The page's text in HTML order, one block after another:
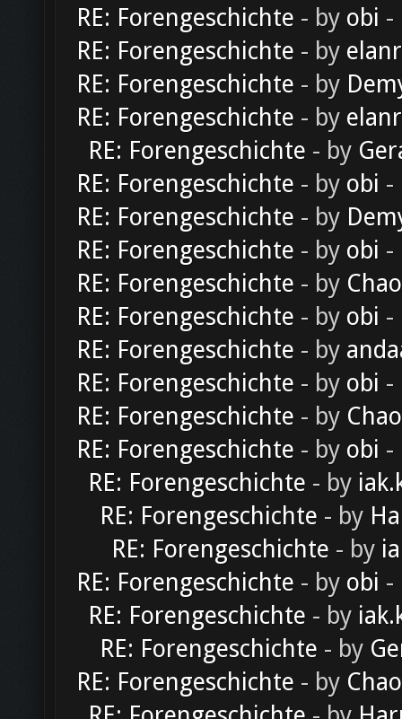
RE: Forengeschichte - by obi -
RE: Forengeschichte - by
RE: Forengeschichte - by
RE: Forengeschichte - by
RE: Forengeschichte - by
RE: Forengeschichte - by obi -
RE: Forengeschichte - by
RE: Forengeschichte - by obi -
RE: Forengeschichte - by
RE: Forengeschichte - by obi -
RE: Forengeschichte - by
RE: Forengeschichte - by obi -
RE: Forengeschichte - by
RE: Forengeschichte - by obi -
RE: Forengeschichte - by
RE: Forengeschichte - by
RE: Forengeschichte - by
RE: Forengeschichte - by obi -
RE: Forengeschichte - by
RE: Forengeschichte - by
RE: Forengeschichte - by